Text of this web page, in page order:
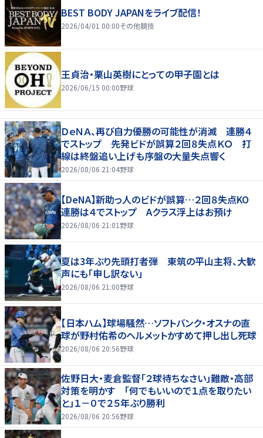
BEST BODY JAPANをライブ配信！
2026/04/01 00:00その他競技
王貞治・栗山英樹にとっての甲子園とは
2026/06/15 00:00野球
ＤｅＮＡ、再び自力優勝の可能性が消滅 連勝４
でストップ 先発ビドが誤算２回８失点ＫＯ 打
線は終盤追い上げも序盤の大量失点響く
2026/08/06 21:04野球
【DeNA】新助っ人のビドが誤算…２回８失点KO
連勝は４でストップ Aクラス浮上はお預け
2026/08/06 21:01 野球
夏は3年ぶり先頭打者弾 東筑の平山主将、大歓
声にも「申し訳ない」
2026/08/06 21:00野球
【日本ハム】球場騒然…ソフトバンク・オスナの直
球が野村佑希のヘルメットかすめて押し出し死球
2026/08/06 20:56野球
佐野日大・麦倉監督「２球待ちなさい」難敵・高部
対策を明かす 「何でもいいので１点を取りたい
と」１－０で２５年ぶり勝利
2026/08/06 20:56野球